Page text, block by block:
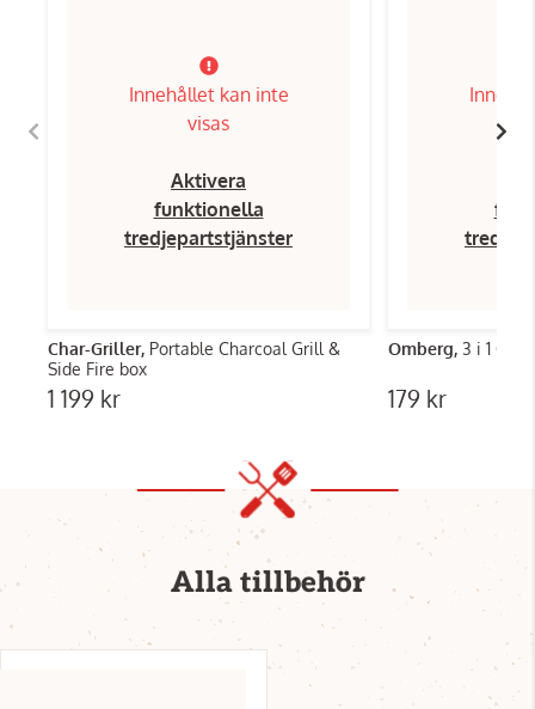
Innehållet kan inte
visas
Aktivera
funktionella
tredjepartstjänster
Char-Griller, Portable Charcoal Grill &
Side Fire box
1 199 kr
Omberg, 3 i 1
179 kr
Alla tillbehör